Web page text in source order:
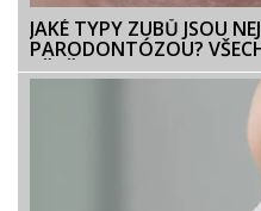
JAKÉ TYPY ZUBŮ JSOU
PARODONTÓZOU?
VĚDĚT